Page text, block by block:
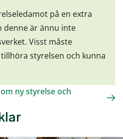
på en extra
denne är ännu inte
Visst måste
styrelsen och kunna
ny styrelse och